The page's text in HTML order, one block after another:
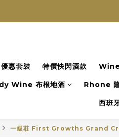
優惠套裝 特價快閃酒款
Wine 布根地酒 Rhone
西班
一級莊 First Growths Grand